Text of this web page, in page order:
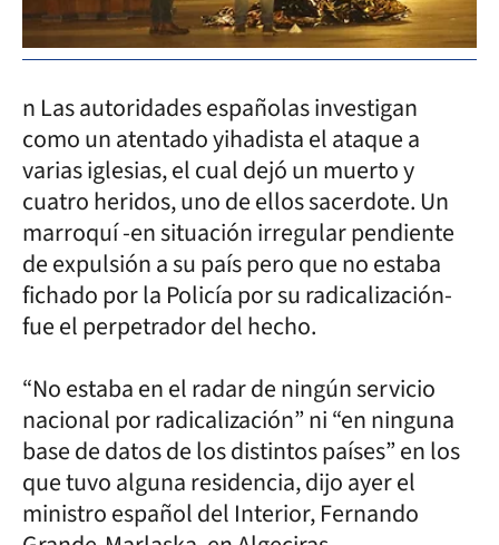
n Las autoridades españolas investigan
como un atentado yihadista el ataque a
varias iglesias, el cual dejó un muerto y
cuatro heridos, uno de ellos sacerdote. Un
marroquí -en situación irregular pendiente
de expulsión a su país pero que no estaba
fichado por la Policía por su radicalización-
fue el perpetrador del hecho.
“No estaba en el radar de ningún servicio
nacional por radicalización” ni “en ninguna
base de datos de los distintos países” en los
que tuvo alguna residencia, dijo ayer el
ministro español del Interior, Fernando